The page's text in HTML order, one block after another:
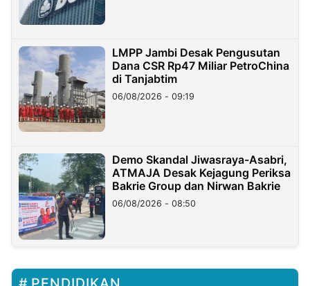
LMPP Jambi Desak Pengusutan
Dana CSR Rp47 Miliar PetroChina
di Tanjabtim
06/08/2026 - 09:19
Demo Skandal Jiwasraya-Asabri,
ATMAJA Desak Kejagung Periksa
Bakrie Group dan Nirwan Bakrie
06/08/2026 - 08:50